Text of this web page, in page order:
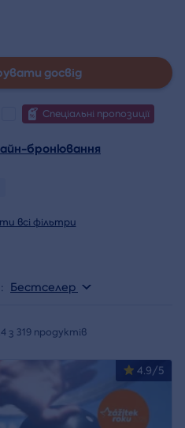
досвід
Спеціальні пропозиції
бронювання
всі фільтри
Бестселер
з 319 продуктів
4.9/5